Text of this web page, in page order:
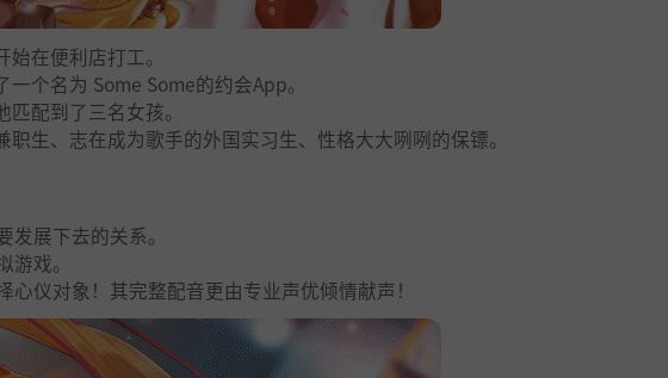
在便利店打工。
个名为 Some Some的约会App。
配到了三名女孩。
生、志在成为歌手的外国实习生、性格大大咧咧的保镖。
展下去的关系。
戏。
仪对象！其完整配音更由专业声优倾情献声！